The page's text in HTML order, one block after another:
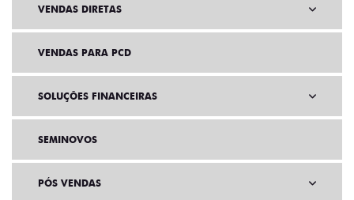
VENDAS DIRETAS
VENDAS PARA PCD
SOLUÇÕES FINANCEIRAS
SEMINOVOS
PÓS VENDAS